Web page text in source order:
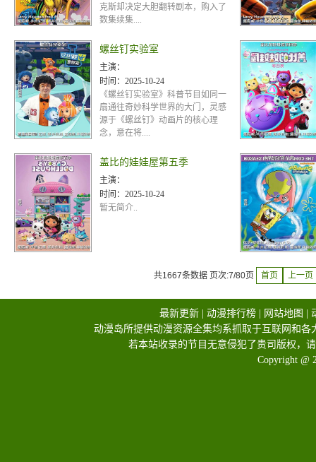
克斯却决定大胆翻转剧本，购入了
数集续集....
螺丝钉实验室
主演：
时间： 2025-10-24
《螺丝钉实验室》科普节目如同一
扇通往奇妙科学世界的大门，灵感
源于《螺丝钉》动画片的核心理
念，意在将....
盖比的娃娃屋第五季
主演：
时间： 2025-10-24
暂无简介..
共1667条数据 页次:7/80页 首页 上一页
最新更新 动漫排行榜 网站地图
动漫岛所提供动漫资源全集均系抓取于互联网和
若本站收录的节目无意侵犯了贵司版权，
Copyright @